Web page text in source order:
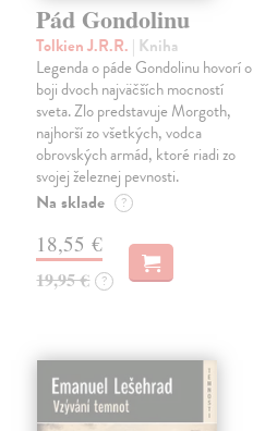
Pád Gondolinu
Tolkien J.R.R. | Kniha
Legenda o páde Gondolinu hovorí o
boji dvoch najväčších mocností
sveta. Zlo predstavuje Morgoth,
najhorší zo všetkých, vodca
obrovských armád, ktoré riadi zo
svojej železnej pevnosti.
Na sklade ?
18,55 €
19,95 € ?